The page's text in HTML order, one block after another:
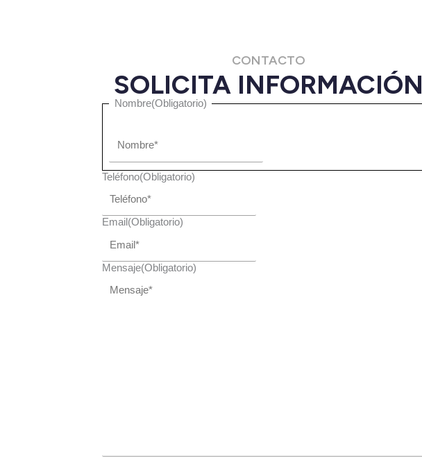
CONTACTO
SOLICITA INFORMACIÓN
Nombre(Obligatorio) Nombre
Teléfono(Obligatorio)
Email(Obligatorio)
Mensaje(Obligatorio)